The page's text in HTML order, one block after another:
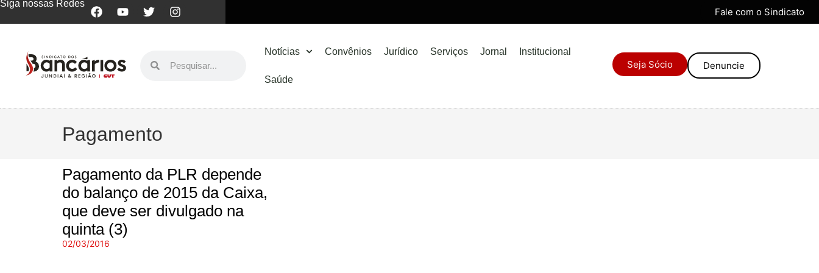
Siga nossas Redes
Fale com o Sindicato
Notícias Convênios Jurídico Serviços Jornal Institucional
Saúde
Seja Sócio Denuncie
Pagamento
Pagamento da PLR depende
do balanço de 2015 da Caixa,
que deve ser divulgado na
quinta (3)
02/03/2016